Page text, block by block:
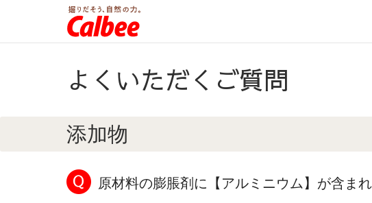
よくいただくご質問
添加物
原材料の膨脹剤に【アルミニウム】が含ま